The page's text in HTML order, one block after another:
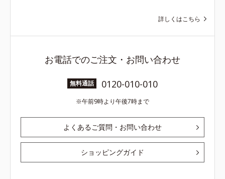
詳しくはこちら
お電話でのご注文・お問い合わせ
無料通話 0120-010-010
午前9時より午後7時まで
よくあるご質問・お問い合わせ
ショッピングガイド